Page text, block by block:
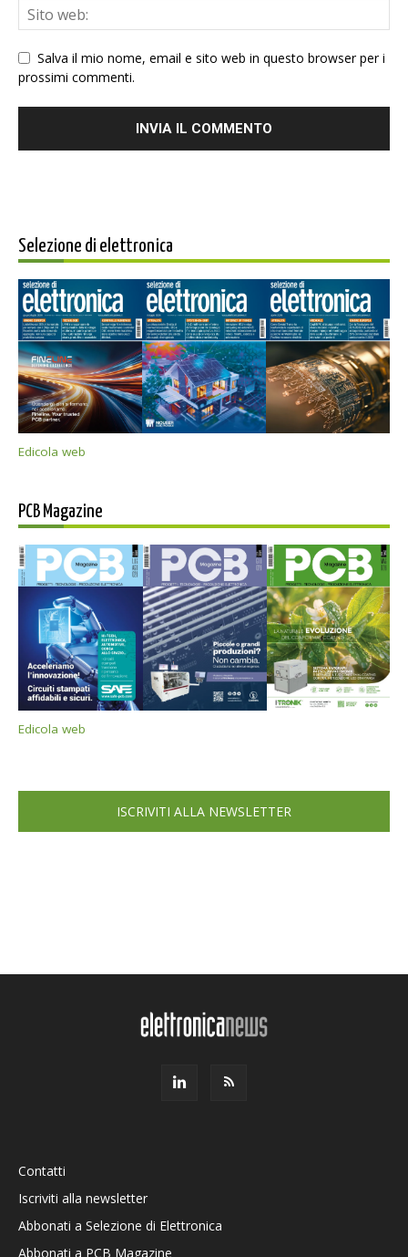
Salva il mio nome, email e sito web in questo browser per i
prossimi commenti.
Selezione di elettronica
Edicola web
PCB Magazine
Edicola web
ISCRIVITI ALLA NEWSLETTER
Contatti
Iscriviti alla newsletter
Abbonati a Selezione di Elettronica
Abbonati a PCB Magazine